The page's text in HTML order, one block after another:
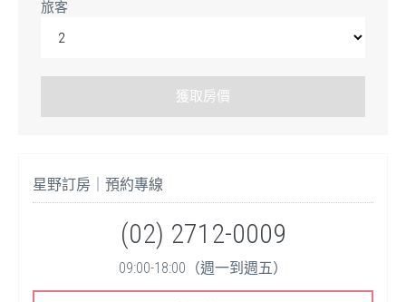
旅客
星野訂房｜預約專線
(02) 2712-0009
09:00-18:00（週一到週五）